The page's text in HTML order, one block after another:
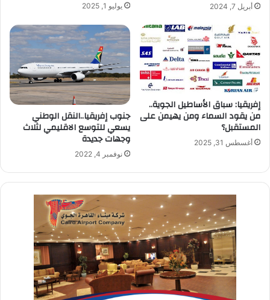
أبريل 7, 2024 يوليو 1, 2025
إفريقيا: سباق الأساطيل الجوية..
من يقود السماء ومن يهيمن على
المستقبل؟
أغسطس 31, 2025
جنوب إفريقيا..النقل الوطني
يسعي للتوسع الاقليمي لثلاث
وجهات جديدة
نوفمبر 4, 2022